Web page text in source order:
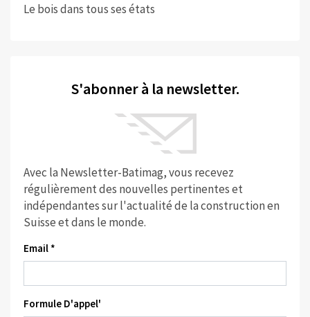
Le bois dans tous ses états
S'abonner à la newsletter.
Avec la Newsletter-Batimag, vous recevez
régulièrement des nouvelles pertinentes et
indépendantes sur l'actualité de la construction en
Suisse et dans le monde.
Email *
Formule D'appel'